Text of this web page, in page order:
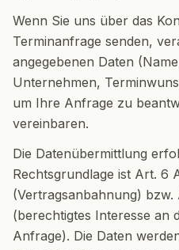
Wenn Sie uns über das
Terminanfrage senden,
angegebenen Daten
Unternehmen,
um Ihre Anfrage zu
vereinbaren.
Die Datenübermittlung
Rechtsgrundlage ist Art. 6
(Vertragsanbahnung) bzw.
(berechtigtes Interesse an
Anfrage). Die Daten